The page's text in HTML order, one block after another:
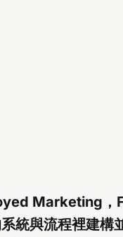
Marketing，
統與流程裡建構